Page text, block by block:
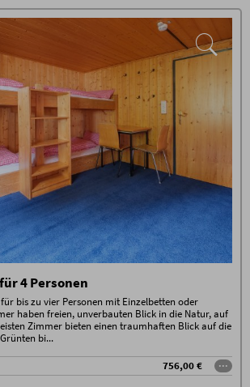
Drei-Gang-Menü in
im Voraus. 70% Storno-Gebühren
100% Storno-Gebühren
oder bei Nicht-Anreise.
/ Verschiebung möglich.
müssen schriftlich per E-Mail erfolgen
an info@hoernerhaus.de)
den Abschluss einer
im Voraus. 70% Storno-Gebühren
100% Storno-Gebühren
oder bei Nicht-Anreise.
/ Verschiebung möglich.
müssen schriftlich per E-Mail erfolgen
an info@hoernerhaus.de)
den Abschluss einer
4 Personen
bis zu vier Personen mit Einzelbetten oder
haben freien, unverbauten Blick in die Natur, auf
Zimmer bieten einen traumhaften Blick auf die
bi...
756,00 € ···